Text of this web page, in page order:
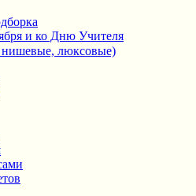
и ко Дню Учителя
люксовые)